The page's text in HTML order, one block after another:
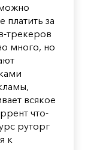
платить за
трекеров
много, но
всякое
что-
руторг
к